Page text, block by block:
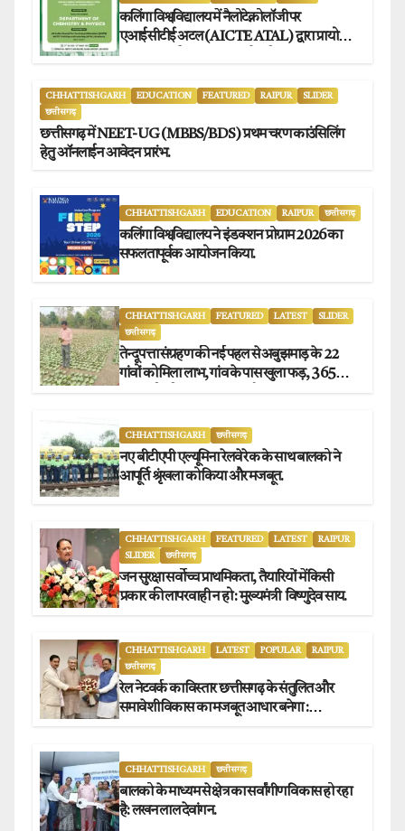
कलिंगा विश्वविद्यालय में नैलोटेक्नोलॉजी पर
एआईसीटीई अटल (AICTE ATAL) द्वारा प्रायोजित
CHHATTISHGARH EDUCATION FEATURED RAIPUR
SLIDER
छत्तीसगढ़
छत्तीसगढ़ में NEET-UG (MBBS/BDS) प्रथम चरण काउंसिलिंग
हेतु ऑनलाईन आवेदन प्रारंभ.
CHHATTISHGARH EDUCATION RAIPUR छत्तीसगढ़
कलिंगा विश्वविद्यालय ने इंडक्शन प्रोग्राम 2026 का
सफलतापूर्वक आयोजन किया.
CHHATTISHGARH FEATURED LATEST
SLIDER
छत्तीसगढ़
तेन्दूपत्ता संग्रहण की नई पहल से अबुझमाड़ के 22
गांवों को मिला लाभ, गांव के पास खुला फड़, 365
CHHATTISHGARH छत्तीसगढ़
नए बीटीएपी एल्यूमिना रेलवे रेक के साथ बालको ने
आपूर्ति श्रृंखला को किया और मजबूत.
CHHATTISHGARH FEATURED LATEST
RAIPUR
SLIDER
छत्तीसगढ़
जन सुरक्षा सर्वोच्च प्राथमिकता, तैयारियों में किसी
प्रकार की लापरवाही न हो : मुख्यमंत्री विष्णुदेव साय.
CHHATTISHGARH LATEST POPULAR
RAIPUR
छत्तीसगढ़
रेल नेटवर्क का विस्तार छत्तीसगढ़ के संतुलित और
समावेशी विकास का मजबूत आधार बनेगा :
CHHATTISHGARH छत्तीसगढ़
बालको के माध्यम से क्षेत्र का सर्वांगीण विकास हो रहा
है: लखन लाल देवांगन.